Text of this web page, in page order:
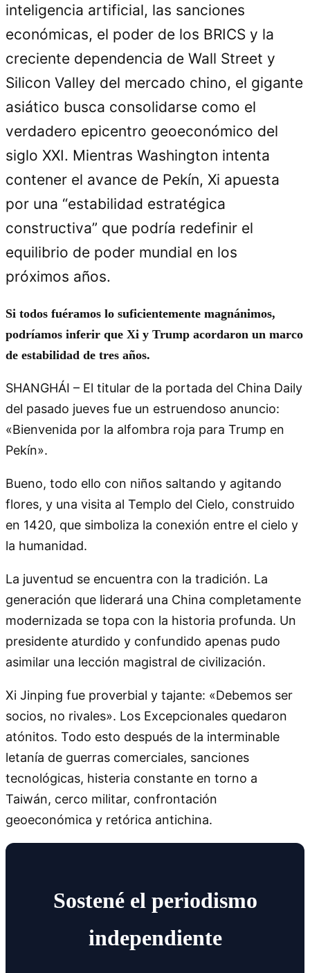
inteligencia artificial, las sanciones
económicas, el poder de los BRICS y la
creciente dependencia de Wall Street y
Silicon Valley del mercado chino, el gigante
asiático busca consolidarse como el
verdadero epicentro geoeconómico del
siglo XXI. Mientras Washington intenta
contener el avance de Pekín, Xi apuesta
por una “estabilidad estratégica
constructiva” que podría redefinir el
equilibrio de poder mundial en los
próximos años.
Si todos fuéramos lo suficientemente magnánimos,
podríamos inferir que Xi y Trump acordaron un marco
de estabilidad de tres años.
SHANGHÁI – El titular de la portada del China Daily
del pasado jueves fue un estruendoso anuncio:
«Bienvenida por la alfombra roja para Trump en
Pekín».
Bueno, todo ello con niños saltando y agitando
flores, y una visita al Templo del Cielo, construido
en 1420, que simboliza la conexión entre el cielo y
la humanidad.
La juventud se encuentra con la tradición. La
generación que liderará una China completamente
modernizada se topa con la historia profunda. Un
presidente aturdido y confundido apenas pudo
asimilar una lección magistral de civilización.
Xi Jinping fue proverbial y tajante: «Debemos ser
socios, no rivales». Los Excepcionales quedaron
atónitos. Todo esto después de la interminable
letanía de guerras comerciales, sanciones
tecnológicas, histeria constante en torno a
Taiwán, cerco militar, confrontación
geoeconómica y retórica antichina.
Sostené el periodismo
independiente